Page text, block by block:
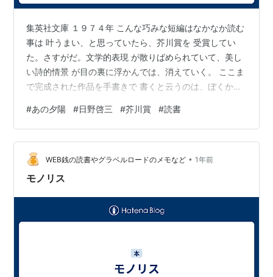
集英社文庫 １９７４年 こんな巧みな短編はなかなか読む
事は 叶うまい、と思っていたら、芥川賞を 受賞してい
た。さすがだ。文学的表現 が散りばめられていて、美し
い詩的情景 が目の裏に浮かんでは、消えていく。 ここま
で完成された作品を手書きで 書くと云うのは、ぼくから
っとりと包み込まれるような 文章。ぼくは令子という妻
が出て行って しまう予感に包まれるのを、彼の良心の 叫
びのように感じた。李という女性に浮気心 を起こしたこ
とを気にする余り、心に罅が 入ってしまったのだ。確か
に、三年間ほどの間 彼は令子をあからさまには愛しては
#あの夕陽 #日野啓三 #芥川賞 #読書
WEB銭の読書やグラベルロードのメモなど • 1年前
モノリス